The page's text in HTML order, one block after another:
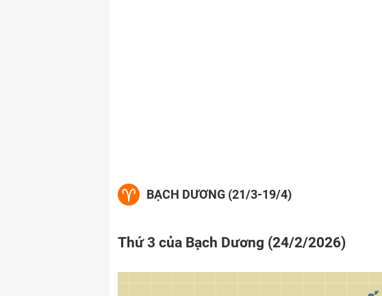
BẠCH DƯƠNG (21/3-19/4)
Thứ 3 của Bạch Dương (24/2/2026)